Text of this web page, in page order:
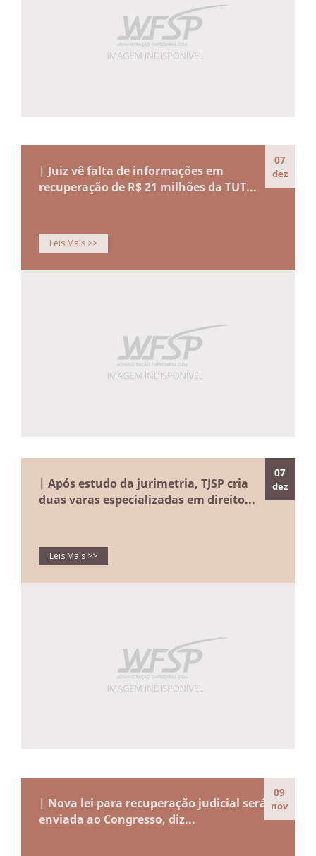
07
dez
| Juiz vê falta de informações em
recuperação de R$ 21 milhões da TUT...
Leis Mais >>
07
dez
| Após estudo da jurimetria, TJSP cria
duas varas especializadas em direito...
Leis Mais >>
09
nov
| Nova lei para recuperação judicial será
enviada ao Congresso, diz...